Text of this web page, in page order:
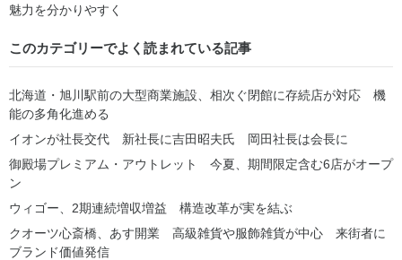
魅力を分かりやすく
このカテゴリーでよく読まれている記事
北海道・旭川駅前の大型商業施設、相次ぐ閉館に存続店が対応 機
能の多角化進める
イオンが社長交代 新社長に吉田昭夫氏 岡田社長は会長に
御殿場プレミアム・アウトレット 今夏、期間限定含む6店がオープ
ン
ウィゴー、2期連続増収増益 構造改革が実を結ぶ
クオーツ心斎橋、あす開業 高級雑貨や服飾雑貨が中心 来街者に
ブランド価値発信